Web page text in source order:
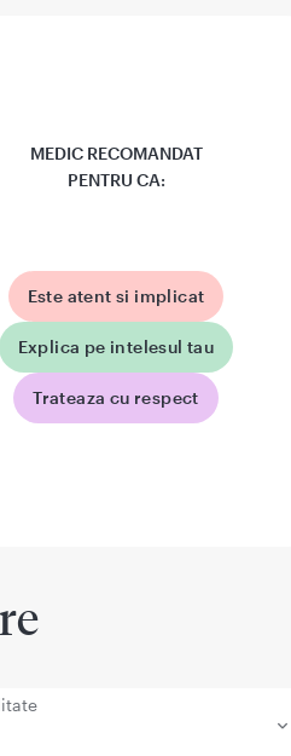
MEDIC RECOMANDAT
PENTRU CA:
Este atent si implicat
Explica pe intelesul tau
Trateaza cu respect